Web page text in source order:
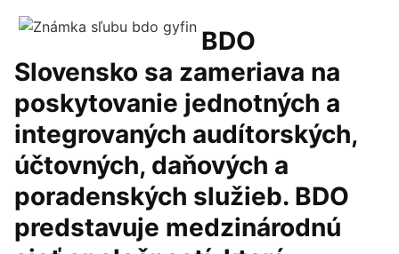
BDO
Slovensko sa zameriava na
poskytovanie jednotných a
integrovaných audítorských,
účtovných, daňových a
poradenských služieb. BDO
predstavuje medzinárodnú